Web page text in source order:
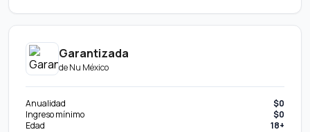
otra tienda en el mismo país, te reembolsa la diferencia
Garantía extendida. Duplica o extiende hasta por un año adicional el
Garantizada
deNu México
Anualidad
$0
Ingreso mínimo
$0
Edad
18+